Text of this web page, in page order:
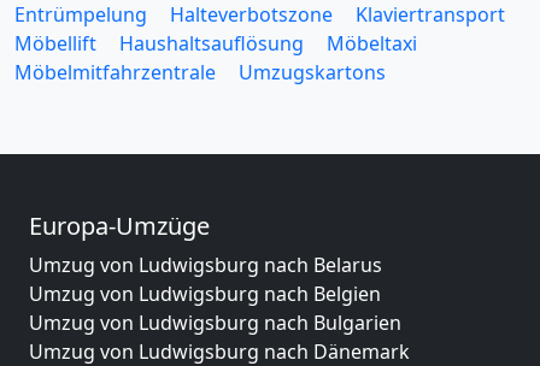
Entrümpelung
Halteverbotszone
Klaviertransport
Möbellift
Haushaltsauflösung
Möbeltaxi
Möbelmitfahrzentrale
Umzugskartons
Europa-Umzüge
Umzug von Ludwigsburg nach Belarus
Umzug von Ludwigsburg nach Belgien
Umzug von Ludwigsburg nach Bulgarien
Umzug von Ludwigsburg nach Dänemark